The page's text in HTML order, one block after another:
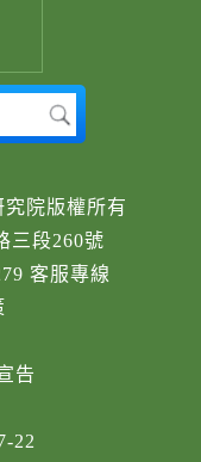
院版權所有
三段260號
客服專線
告
22